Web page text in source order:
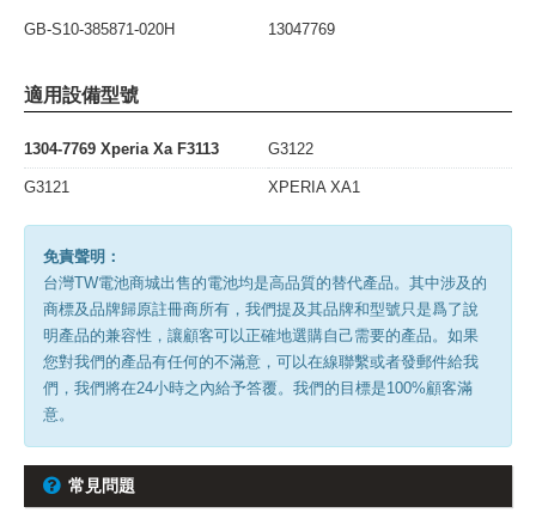
GB-S10-385871-020H 13047769
適用設備型號
1304-7769 Xperia Xa F3113 G3122
G3121 XPERIA XA1
免責聲明：
台灣TW電池商城出售的電池均是高品質的替代產品。其中涉及的
商標及品牌歸原註冊商所有，我們提及其品牌和型號只是爲了說
明產品的兼容性，讓顧客可以正確地選購自己需要的產品。如果
您對我們的產品有任何的不滿意，可以在線聯繫或者發郵件給我
們，我們將在24小時之內給予答覆。我們的目標是100%顧客滿
意。
常見問題